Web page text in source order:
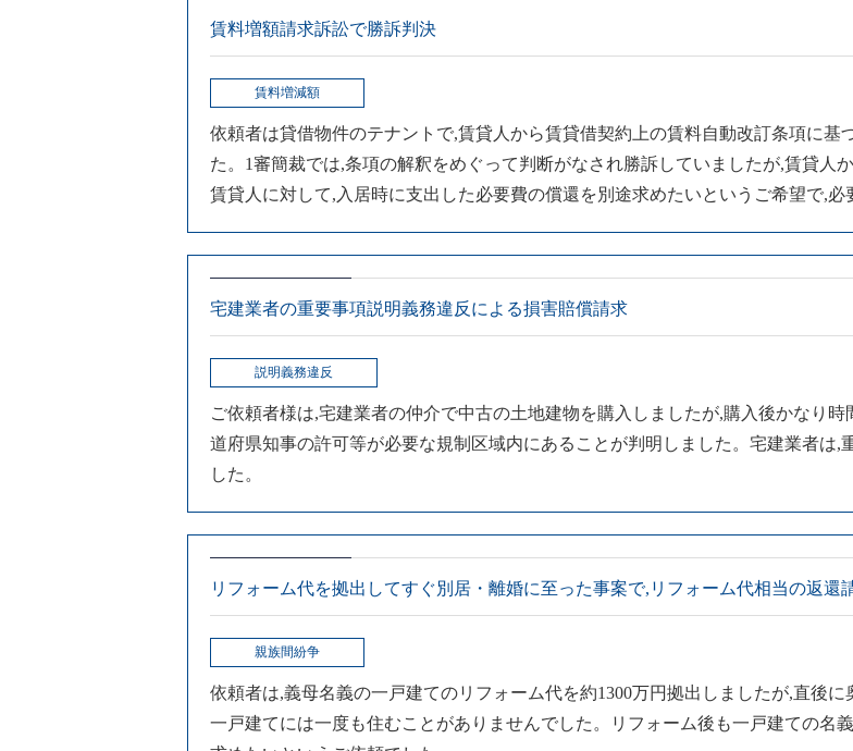
賃料増額請求訴訟で勝訴判決
賃料増減額
依頼者は貸借物件のテナントで,賃貸人から賃貸借契約上の賃料自動改訂条項に基
た。1審簡裁では,条項の解釈をめぐって判断がなされ勝訴していましたが,賃貸人
賃貸人に対して,入居時に支出した必要費の償還を別途求めたいというご希望で,必
宅建業者の重要事項説明義務違反による損害賠償請求
説明義務違反
ご依頼者様は,宅建業者の仲介で中古の土地建物を購入しましたが,購入後かなり
道府県知事の許可等が必要な規制区域内にあることが判明しました。宅建業者は
した。
リフォーム代を拠出してすぐ別居・離婚に至った事案で,リフォーム代相当の返還
親族間紛争
依頼者は,義母名義の一戸建てのリフォーム代を約1300万円拠出しましたが,直後
一戸建てには一度も住むことがありませんでした。リフォーム後も一戸建ての名